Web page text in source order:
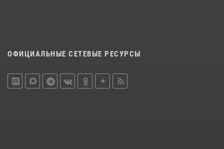
ОФИЦИАЛЬНЫЕ СЕТЕВЫЕ РЕСУРСЫ